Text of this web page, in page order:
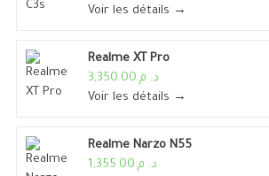
Voir les détails →
Realme XT Pro
د. م.3,350.00
Voir les détails →
Realme Narzo N55
د. م.1,355.00